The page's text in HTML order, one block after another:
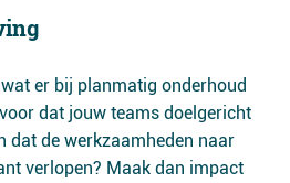
er bij planmatig onderhoud
dat jouw teams doelgericht
dat de werkzaamheden naar
verlopen? Maak dan impact